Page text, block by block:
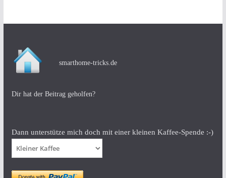
smarthome-tricks.de
Dir hat der Beitrag geholfen?
Dann unterstütze mich doch mit einer kleinen Kaffee-Spende :-)